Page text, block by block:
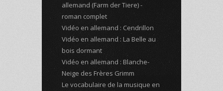
allemand (Farm der Tiere) -
roman complet
Vidéo en allemand : Cendrillon
Vidéo en allemand : La Belle au
bois dormant
Vidéo en allemand : Blanche-
Neige des Frères Grimm
Le vocabulaire de la musique en